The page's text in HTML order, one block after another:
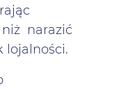
narazić
lojalności.